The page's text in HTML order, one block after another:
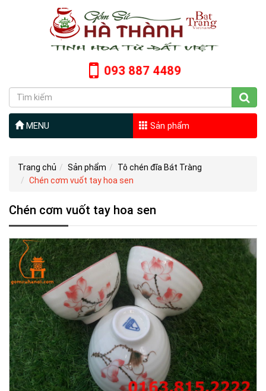
093 887 4489
MENU Sản phẩm
Trang chủ Sản phẩm
Tô chén đĩa Bát Tràng
Chén cơm vuốt tay hoa sen
Chén cơm vuốt tay hoa sen